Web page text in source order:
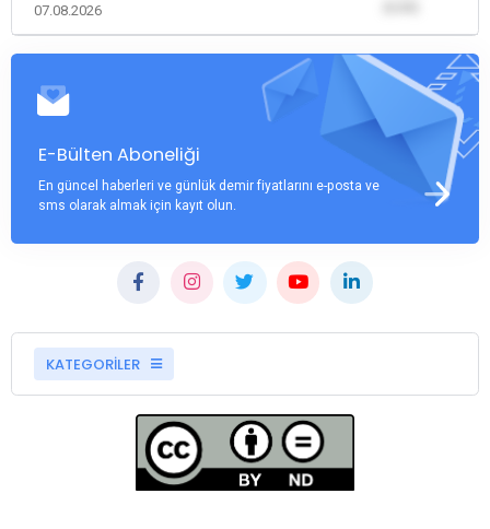
07.08.2026
E-Bülten Aboneliği
En güncel haberleri ve günlük demir fiyatlarını e-posta ve
sms olarak almak için kayıt olun.
KATEGORİLER